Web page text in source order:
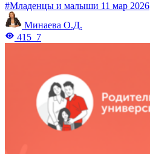
#Младенцы и малыши 11 мар 2026
Минаева О.Д.
415 7